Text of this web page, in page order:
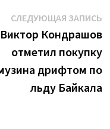
СЛЕДУЮЩАЯ ЗАПИСЬ
Виктор Кондрашов
отметил покупку
дрифтом по
льду Байкала